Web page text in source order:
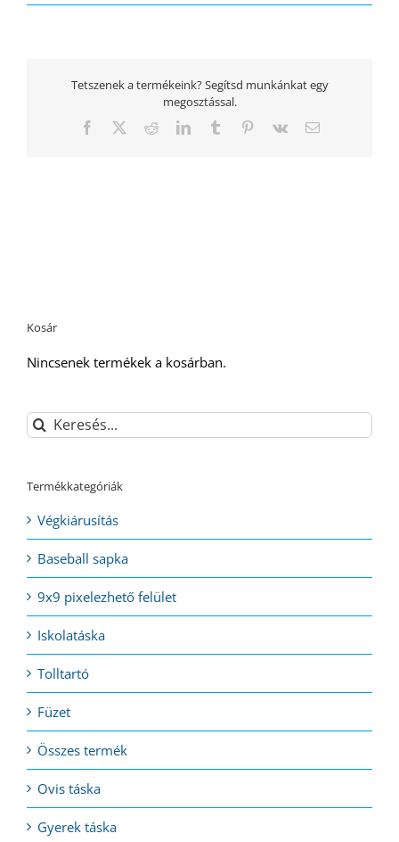
Tetszenek a termékeink? Segítsd munkánkat egy
megosztással.
Facebook
TwitterRedditLinkedInTumblr Pinterest
Vk Email:
Kosár
Nincsenek termékek a kosárban.
Keresés...
Termékkategóriák
Végkiárusítás
Baseball sapka
9x9 pixelezhető felület
Iskolatáska
Tolltartó
Füzet
Összes termék
Ovis táska
Gyerek táska